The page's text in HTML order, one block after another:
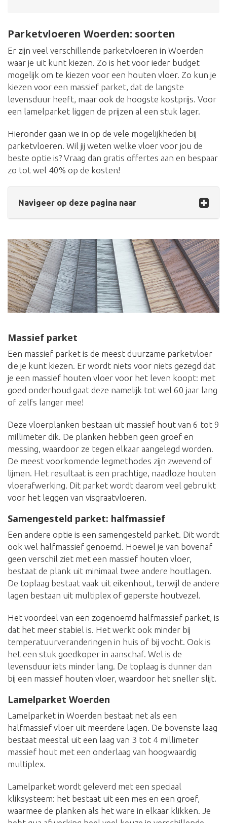
Parketvloeren Woerden: soorten
Er zijn veel verschillende parketvloeren in Woerden
waar je uit kunt kiezen. Zo is het voor ieder budget
mogelijk om te kiezen voor een houten vloer. Zo kun je
kiezen voor een massief parket, dat de langste
levensduur heeft, maar ook de hoogste kostprijs. Voor
een lamelparket liggen de prijzen al een stuk lager.
Hieronder gaan we in op de vele mogelijkheden bij
parketvloeren. Wil jij weten welke vloer voor jou de
beste optie is? Vraag dan gratis offertes aan en bespaar
zo tot wel 40% op de kosten!
Navigeer op deze pagina naar
Massief parket
Een massief parket is de meest duurzame parketvloer
die je kunt kiezen. Er wordt niets voor niets gezegd dat
je een massief houten vloer voor het leven koopt: met
goed onderhoud gaat deze namelijk tot wel 60 jaar lang
of zelfs langer mee!
Deze vloerplanken bestaan uit massief hout van 6 tot 9
millimeter dik. De planken hebben geen groef en
messing, waardoor ze tegen elkaar aangelegd worden.
De meest voorkomende legmethodes zijn zwevend of
lijmen. Het resultaat is een prachtige, naadloze houten
vloerafwerking. Dit parket wordt daarom veel gebruikt
voor het leggen van visgraatvloeren.
Samengesteld parket: halfmassief
Een andere optie is een samengesteld parket. Dit wordt
ook wel halfmassief genoemd. Hoewel je van bovenaf
geen verschil ziet met een massief houten vloer,
bestaat de plank uit minimaal twee andere houtlagen.
De toplaag bestaat vaak uit eikenhout, terwijl de andere
lagen bestaan uit multiplex of geperste houtvezel.
Het voordeel van een zogenoemd halfmassief parket, is
dat het meer stabiel is. Het werkt ook minder bij
temperatuurveranderingen in huis of bij vocht. Ook is
het een stuk goedkoper in aanschaf. Wel is de
levensduur iets minder lang. De toplaag is dunner dan
bij een massief houten vloer, waardoor het sneller slijt.
Lamelparket Woerden
Lamelparket in Woerden bestaat net als een
halfmassief vloer uit meerdere lagen. De bovenste laag
bestaat meestal uit een laag van 3 tot 4 millimeter
massief hout met een onderlaag van hoogwaardig
multiplex.
Lamelparket wordt geleverd met een speciaal
kliksysteem: het bestaat uit een mes en een groef,
waarmee de planken als het ware in elkaar klikken. Je